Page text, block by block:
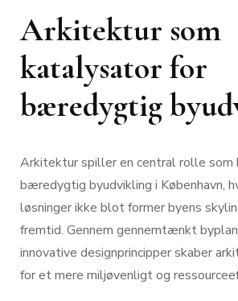
Arkitektur som
katalysator for
bæredygtig
Arkitektur spiller en central rolle
bæredygtig byudvikling i København,
løsninger ikke blot former byens
fremtid. Gennem gennemtænkt
innovative designprincipper skaber
for et mere miljøvenligt og